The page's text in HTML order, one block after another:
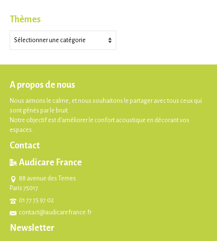
Thèmes
Thèmes
A propos de nous
Nous aimons le calme, et nous souhaitons le partager avec tous ceux qui
sont gênés par le bruit.
Notre objectif est d'améliorer le confort acoustique en décorant vos
espaces.
Contact
Audicare France
88 avenue des Ternes
Paris 75017
01 77 75 97 02
contact@audicarefrance.fr
Newsletter